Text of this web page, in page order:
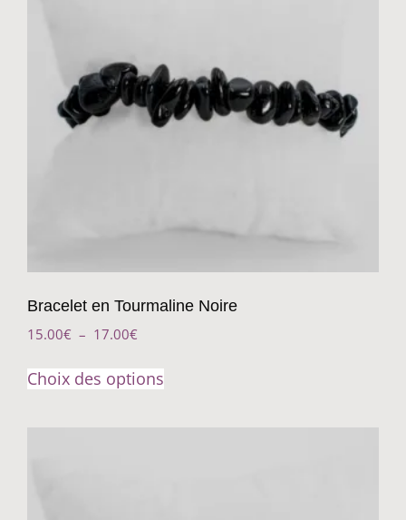
Bracelet en Tourmaline Noire
15.00€ – 17.00€
Choix des options